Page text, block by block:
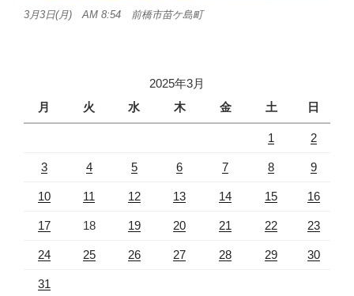
3月3日(月) AM 8:54 前橋市苗ケ島町
2025年3月
月
火 水 木 金 土 日
1 2
3 4 5 6 7 8 9
10 11 12 13 14 15 16
17 18 19 20 21 22 23
24 25 26 27 28 29 30
31